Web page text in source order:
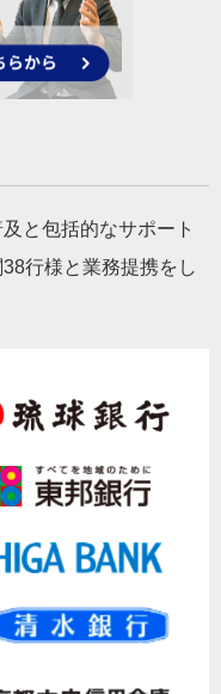
と包括的なサポート
行様と業務提携をし